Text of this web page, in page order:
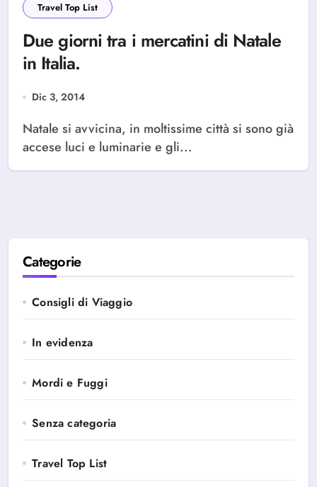
Travel Top List
Due giorni tra i mercatini di Natale
in Italia.
Dic 3, 2014
Natale si avvicina, in moltissime città si sono già
accese luci e luminarie e gli...
Categorie
Consigli di Viaggio
In evidenza
Mordi e Fuggi
Senza categoria
Travel Top List